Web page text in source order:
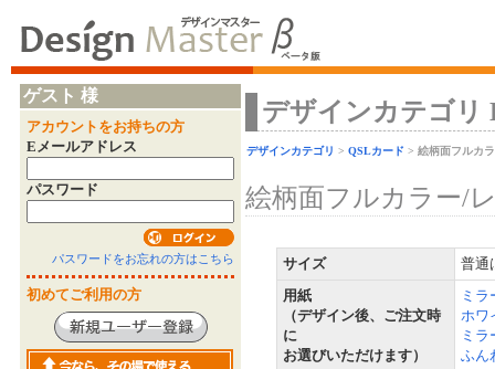
ゲスト 様
アカウントをお持ちの方
Eメールアドレス
パスワード
パスワードをお忘れの方はこちら
初めてご利用の方
デザインカテゴリ
デザインカテゴリ > QSLカード > 絵柄面フルカ
絵柄面フルカラー/
サイズ
普通
用紙
（デザイン後、ご注文時
に
お選びいただけます）
ミ
ホワ
ミラ
ふん